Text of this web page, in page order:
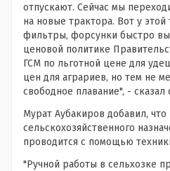
отпускают. Сейчас мы
на новые трактора. Вот у этой
фильтры, форсунки быстро
ценовой политике
ГСМ по льготной цене для
цен для аграриев, но тем не
свободное плавание", - сказал
Мурат Аубакиров добавил,
сельскохозяйственного
проводится с помощью
"Ручной работы в сельхозке